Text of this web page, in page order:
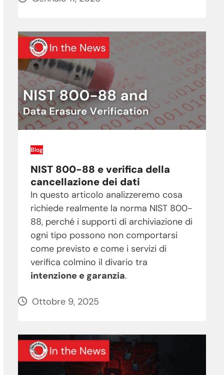
Blog
NIST 800-88 e verifica della
cancellazione dei dati
In questo articolo analizzeremo cosa
richiede realmente la norma NIST 800-
88, perché i supporti di archiviazione di
ogni tipo possono non comportarsi
come previsto e come i servizi di
verifica colmino il divario tra
intenzione e garanzia.
Ottobre 9, 2025